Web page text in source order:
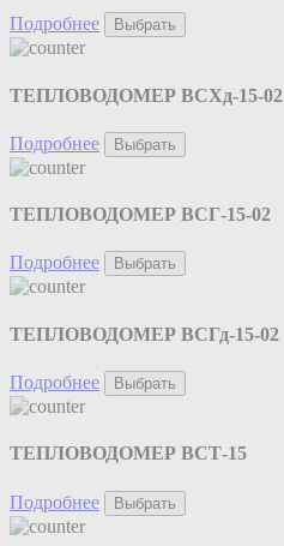
Подробнее Выбрать
ТЕПЛОВОДОМЕР ВСХд-15-02
Подробнее Выбрать
ТЕПЛОВОДОМЕР ВСГ-15-02
Подробнее Выбрать
ТЕПЛОВОДОМЕР ВСГд-15-02
Подробнее Выбрать
ТЕПЛОВОДОМЕР ВСТ-15
Подробнее Выбрать